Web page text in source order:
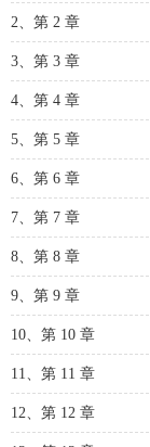
2、第 2 章
3、第 3 章
4、第 4 章
5、第 5 章
6、第 6 章
7、第 7 章
8、第 8 章
9、第 9 章
10、第 10 章
11、第 11 章
12、第 12 章